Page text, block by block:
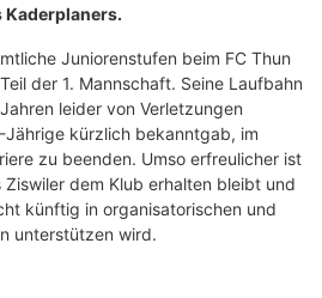
Kaderplaners.
Juniorenstufen beim FC Thun
der 1. Mannschaft. Seine Laufbahn
leider von Verletzungen
kürzlich bekanntgab, im
zu beenden. Umso erfreulicher ist
dem Klub erhalten bleibt und
künftig in organisatorischen und
unterstützen wird.